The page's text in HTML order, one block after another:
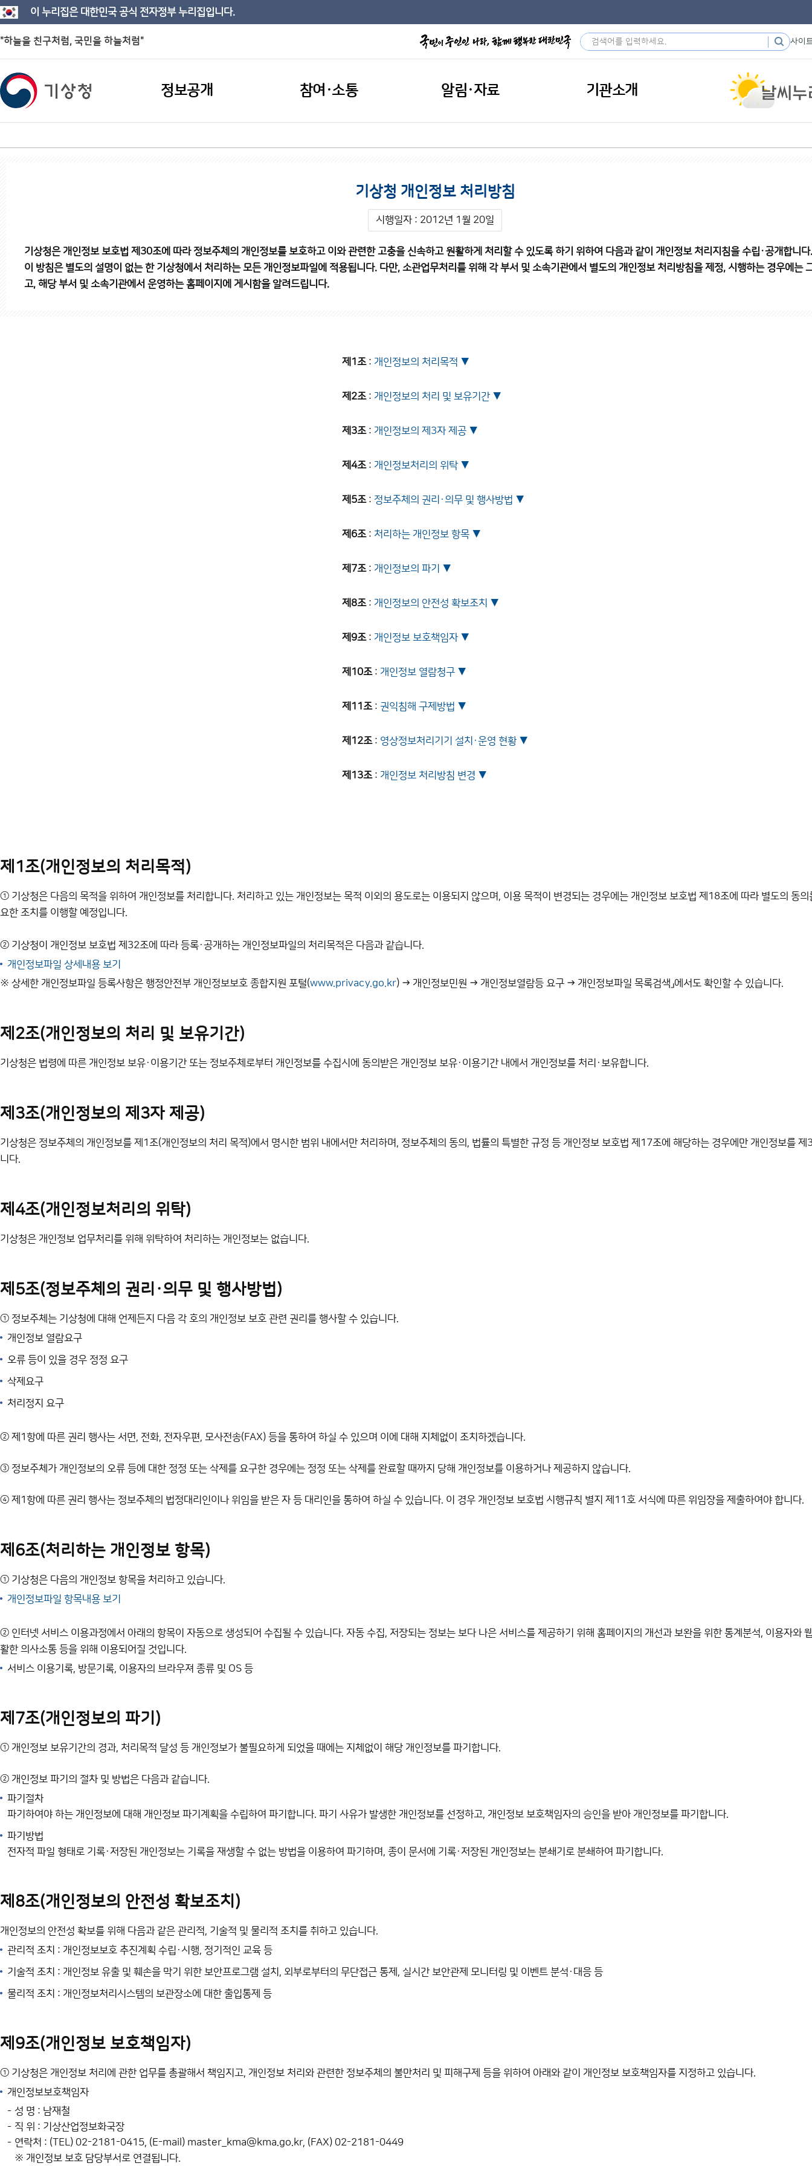
이 누리집은 대한민국 공식 전자정부 누리집입니다.
"하늘을 친구처럼, 국민을 하늘처럼" 사이
정보공개 참여·소통 알림·자료 기관소개
기상청 개인정보 처리방침
시행일자 : 2012년 1월 20일
기상청은 개인정보 보호법 제30조에 따라 정보주체의 개인정보를 보호하고 이와 관련한 고충을 신속하고 원활하게 처리할 수 있도록 하기 위하여 다음과 같이 개인정보 처리지침을 수립·공개합니다.
이 방침은 별도의 설명이 없는 한 기상청에서 처리하는 모든 개인정보파일에 적용됩니다. 다만, 소관업무처리를 위해 각 부서 및 소속기관에서 별도의 개인정보 처리방침을 제정, 시행하는 경우에는
고, 해당 부서 및 소속기관에서 운영하는 홈페이지에 게시함을 알려드립니다.
제1조: 개인정보의 처리목적
제2조: 개인정보의 처리 및 보유기간
제3조: 개인정보의 제3자 제공
제4조: 개인정보처리의 위탁
제5조: 정보주체의 권리·의무 및 행사방법
제6조: 처리하는 개인정보 항목
제7조: 개인정보의 파기
제8조: 개인정보의 안전성 확보조치
제9조: 개인정보 보호책임자
제10조: 개인정보 열람청구
제11조: 권익침해 구제방법
제12조: 영상정보처리기기 설치·운영 현황
제13조: 개인정보 처리방침 변경
제1조(개인정보의 처리목적)
① 기상청은 다음의 목적을 위하여 개인정보를 처리합니다. 처리하고 있는 개인정보는 목적 이외의 용도로는 이용되지 않으며, 이용 목적이 변경되는 경우에는 개인정보 보호법 제18조에 따라 별도의 동의
요한 조치를 이행할 예정입니다.
② 기상청이 개인정보 보호법 제32조에 따라 등록·공개하는 개인정보파일의 처리목적은 다음과 같습니다.
개인정보파일 상세내용 보기
※ 상세한 개인정보파일 등록사항은 행정안전부 개인정보보호 종합지원 포털(www.privacy.go.kr) → 개인정보민원 → 개인정보열람등 요구 → 개인정보파일 목록검색」에서도 확인할 수 있습니다.
제2조(개인정보의 처리 및 보유기간)
기상청은 법령에 따른 개인정보 보유·이용기간 또는 정보주체로부터 개인정보를 수집시에 동의받은 개인정보 보유·이용기간 내에서 개인정보를 처리·보유합니다.
제3조(개인정보의 제3자 제공)
기상청은 정보주체의 개인정보를 제1조(개인정보의 처리 목적)에서 명시한 범위 내에서만 처리하며, 정보주체의 동의, 법률의 특별한 규정 등 개인정보 보호법 제17조에 해당하는 경우에만 개인정보를 제
니다.
제4조(개인정보처리의 위탁)
기상청은 개인정보 업무처리를 위해 위탁하여 처리하는 개인정보는 없습니다.
제5조(정보주체의 권리·의무 및 행사방법)
① 정보주체는 기상청에 대해 언제든지 다음 각 호의 개인정보 보호 관련 권리를 행사할 수 있습니다.
개인정보 열람요구
오류 등이 있을 경우 정정 요구
삭제요구
처리정지 요구
② 제1항에 따른 권리 행사는 서면, 전화, 전자우편, 모사전송(FAX) 등을 통하여 하실 수 있으며 이에 대해 지체없이 조치하겠습니다.
③ 정보주체가 개인정보의 오류 등에 대한 정정 또는 삭제를 요구한 경우에는 정정 또는 삭제를 완료할 때까지 당해 개인정보를 이용하거나 제공하지 않습니다.
④ 제1항에 따른 권리 행사는 정보주체의 법정대리인이나 위임을 받은 자 등 대리인을 통하여 하실 수 있습니다. 이 경우 개인정보 보호법 시행규칙 별지 제11호 서식에 따른 위임장을 제출하여야 합니다.
제6조(처리하는 개인정보 항목)
① 기상청은 다음의 개인정보 항목을 처리하고 있습니다.
개인정보파일 항목내용 보기
② 인터넷 서비스 이용과정에서 아래의 항목이 자동으로 생성되어 수집될 수 있습니다. 자동 수집, 저장되는 정보는 보다 나은 서비스를 제공하기 위해 홈페이지의 개선과 보완을 위한 통계분석, 이용자와
활한 의사소통 등을 위해 이용되어질 것입니다.
서비스 이용기록, 방문기록, 이용자의 브라우져 종류 및 OS 등
제7조(개인정보의 파기)
① 개인정보 보유기간의 경과, 처리목적 달성 등 개인정보가 불필요하게 되었을 때에는 지체없이 해당 개인정보를 파기합니다.
② 개인정보 파기의 절차 및 방법은 다음과 같습니다.
파기절차
파기하여야 하는 개인정보에 대해 개인정보 파기계획을 수립하여 파기합니다. 파기 사유가 발생한 개인정보를 선정하고, 개인정보 보호책임자의 승인을 받아 개인정보를 파기합니다.
파기방법
전자적 파일 형태로 기록·저장된 개인정보는 기록을 재생할 수 없는 방법을 이용하여 파기하며, 종이 문서에 기록·저장된 개인정보는 분쇄기로 분쇄하여 파기합니다.
제8조(개인정보의 안전성 확보조치)
개인정보의 안전성 확보를 위해 다음과 같은 관리적, 기술적 및 물리적 조치를 취하고 있습니다.
관리적 조치 : 개인정보보호 추진계획 수립·시행, 정기적인 교육 등
기술적 조치 : 개인정보 유출 및 훼손을 막기 위한 보안프로그램 설치, 외부로부터의 무단접근 통제, 실시간 보안관제 모니터링 및 이벤트 분석·대응 등
물리적 조치 : 개인정보처리시스템의 보관장소에 대한 출입통제 등
제9조(개인정보 보호책임자)
① 기상청은 개인정보 처리에 관한 업무를 총괄해서 책임지고, 개인정보 처리와 관련한 정보주체의 불만처리 및 피해구제 등을 위하여 아래와 같이 개인정보 보호책임자를 지정하고 있습니다.
개인정보보호책임자
성 명 : 남재철
직 위 : 기상산업정보화국장
연락처 : (TEL) 02-2181-0415, (E-mail) master_kma@kma.go.kr, (FAX) 02-2181-0449
※ 개인정보 보호 담당부서로 연결됩니다.